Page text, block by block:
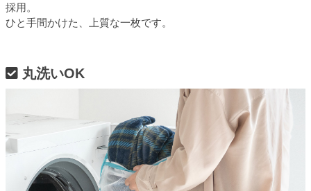
採用。
ひと手間かけた、上質な一枚です。
丸洗いOK